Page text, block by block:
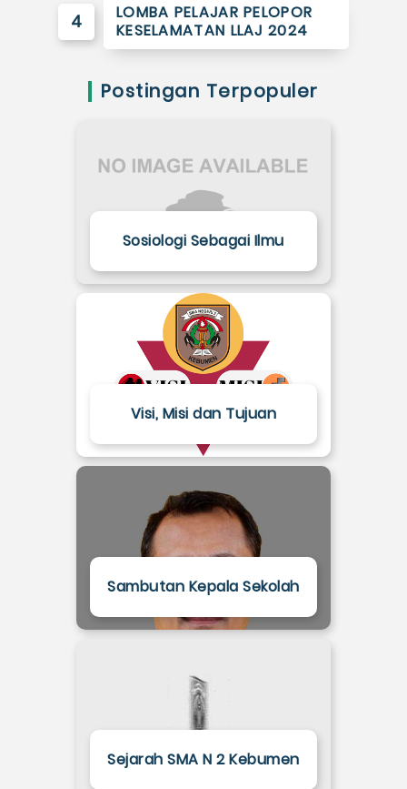
4
LOMBA PELAJAR PELOPOR
KESELAMATAN LLAJ 2024
Postingan Terpopuler
Sosiologi Sebagai Ilmu
Visi, Misi dan Tujuan
Sambutan Kepala Sekolah
Sejarah SMA N 2 Kebumen